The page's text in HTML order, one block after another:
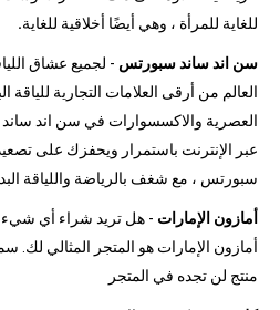
للغاية للمرأة ، وهي أيضًا أخلاقية للغاية.
سن اند ساند سبورتس - لجميع عشاق
العالم من أرقى العلامات التجارية للياقة
العصرية والاكسسوارات في سن اند
عبر الإنترنت باستمرار ويحفزك على
سبورتس ، مع شغف بالرياضة واللياقة
أمازون الإمارات - هل تريد شراء أي
أمازون الإمارات هو المتجر المثالي لك.
منتج لن تجده في المتجر